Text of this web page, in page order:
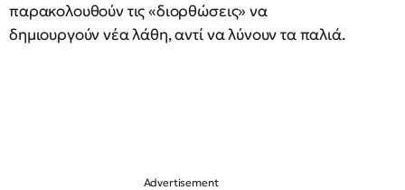
παρακολουθούν τις «διορθώσεις» να
δημιουργούν νέα λάθη, αντί να λύνουν τα παλιά.